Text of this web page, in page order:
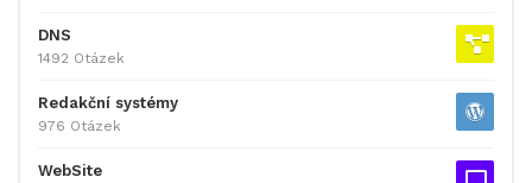
DNS
1492 Otázek
Redakční systémy
976 Otázek
WebSite